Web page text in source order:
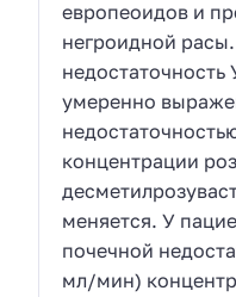
европеоидов и
негроидной
недостаточность
умеренно
концентрации
меняется. У
почечной
мл/мин)